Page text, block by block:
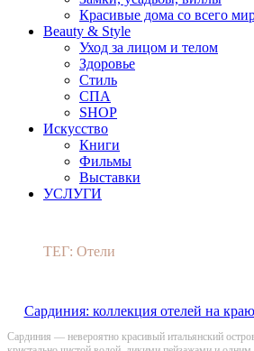
Красивые дома со всего
Beauty & Style
Уход за лицом и телом
Здоровье
Стиль
СПА
SHOP
Искусство
Книги
Фильмы
Выставки
УСЛУГИ
ТЕГ: Отели
Сардиния: коллекция отелей на
Сардиния — невероятно красивый итальянский